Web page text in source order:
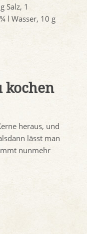
Salz, 1
l Wasser, 10 g
kochen
heraus, und
lässt man
nunmehr